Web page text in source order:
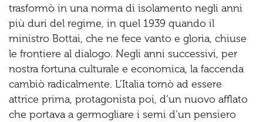
trasformò in una norma di isolamento negli anni
più duri del regime, in quel 1939 quando il
ministro Bottai, che ne fece vanto e gloria, chiuse
le frontiere al dialogo. Negli anni successivi, per
nostra fortuna culturale e economica, la faccenda
cambiò radicalmente. L’Italia tornò ad essere
attrice prima, protagonista poi, d’un nuovo afflato
che portava a germogliare i semi d’un pensiero